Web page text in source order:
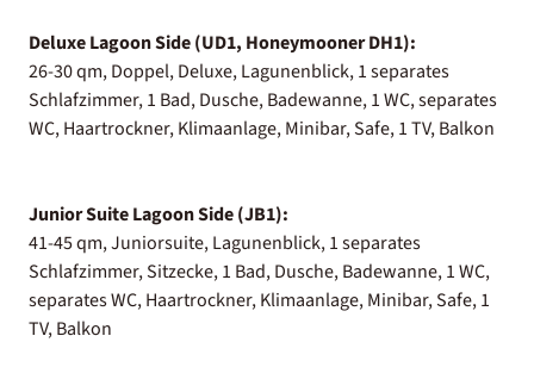
Deluxe Lagoon Side (UD1, Honeymooner DH1):
26-30 qm, Doppel, Deluxe, Lagunenblick, 1 separates
Schlafzimmer, 1 Bad, Dusche, Badewanne, 1 WC, separates
WC, Haartrockner, Klimaanlage, Minibar, Safe, 1 TV, Balkon
Junior Suite Lagoon Side (JB1):
41-45 qm, Juniorsuite, Lagunenblick, 1 separates
Schlafzimmer, Sitzecke, 1 Bad, Dusche, Badewanne, 1 WC,
separates WC, Haartrockner, Klimaanlage, Minibar, Safe, 1
TV, Balkon